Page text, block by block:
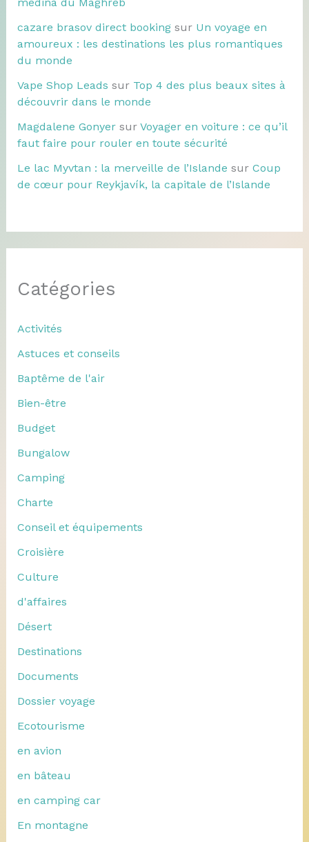
cazare brasov direct bookingsur Un voyage en
amoureux : les destinations les plus romantiques
du monde
Vape Shop Leads sur Top 4 des plus beaux sites à
découvrir dans le monde
Magdalene Gonyersur Voyager en voiture : ce qu’il
faut faire pour rouler en toute sécurité
Le lac Myvtan : la merveille de l’Islande sur Coup
de cœur pour Reykjavík, la capitale de l’Islande
Catégories
Activités
Astuces et conseils
Baptême de l'air
Bien-être
Budget
Bungalow
Camping
Charte
Conseil et équipements
Croisière
Culture
d'affaires
Désert
Destinations
Documents
Dossier voyage
Ecotourisme
en avion
en bâteau
en camping car
En montagne